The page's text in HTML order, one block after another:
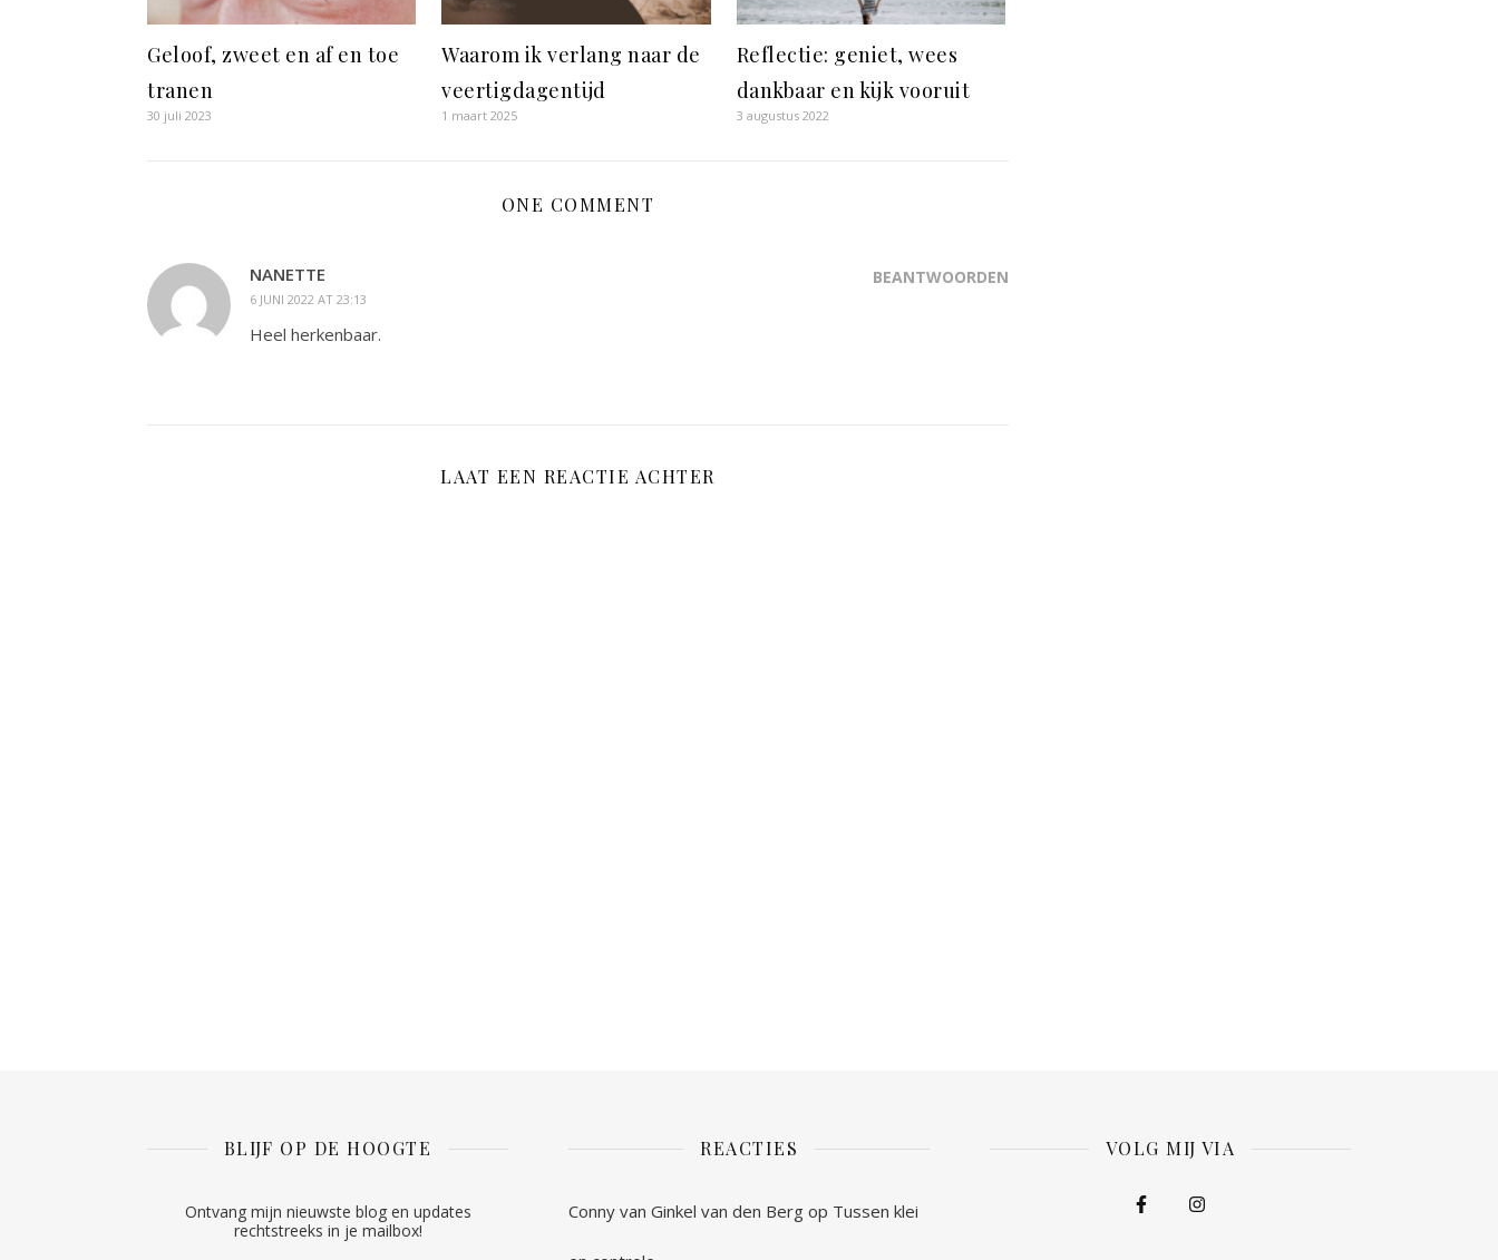
Geloof, zweet en af en toe
tranen
30 juli 2023
Waarom ik verlang naar de
veertigdagentijd
1 maart 2025
Reflectie: geniet, wees
dankbaar en kijk vooruit
3 augustus 2022
ONE COMMENT
NANETTE
6 JUNI 2022 AT 23:13
BEANTWOORDEN
Heel herkenbaar.
LAAT EEN REACTIE ACHTER
BLIJF OP DE HOOGTE
Ontvang mijn nieuwste blog en updates
rechtstreeks in je mailbox!
REACTIES
Conny van Ginkel van den Berg op Tussen klei
VOLG MIJ VIA